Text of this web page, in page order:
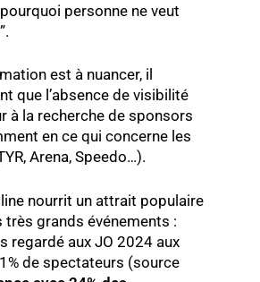
pourquoi personne ne veut
est à nuancer, il
que l’absence de visibilité
à la recherche de sponsors
en ce qui concerne les
Arena, Speedo…).
nourrit un attrait populaire
grands événements :
regardé aux JO 2024 aux
de spectateurs (source